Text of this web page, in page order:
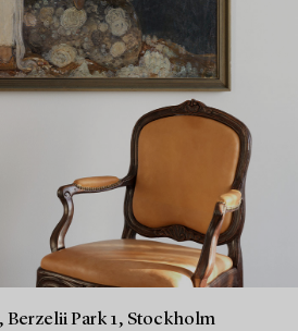
Berzelii Park 1, Stockholm